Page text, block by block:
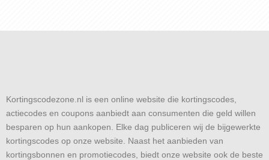
Kortingscodezone.nl is een online website die kortingscodes,
actiecodes en coupons aanbiedt aan consumenten die geld willen
besparen op hun aankopen. Elke dag publiceren wij de bijgewerkte
kortingscodes op onze website. Naast het aanbieden van
kortingsbonnen en promotiecodes, biedt onze website ook de beste